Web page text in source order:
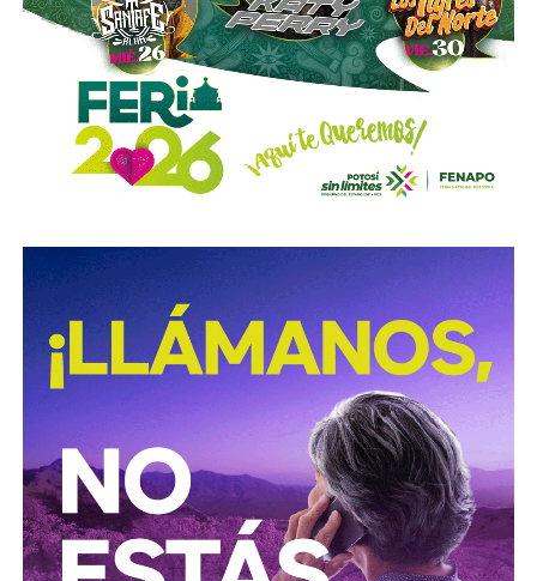
de los tormentos.
Sigue existiendo tardanza por parte de estas mismas
autoridades pararepintar o rescatar las señales que
no solo ahí, sino en toda la ciudad, están mal pintadas,
opacas, mal colocadas o tapadas por árboles
compartieron videos, que criticaron al
conductores hacia peatones
(como si eso no fuera pan
de cada día), ¿por qué no acompañaron sus post con un
“circule con cuidado”, “cumpla con lo establecido”,
“respete al peatón”?
A mis colegas de los medios: falta para el 2027, no
empecemos desde ya a
querer caerle mejor al que
todavía no saben si va a seguir en el poder, hagamos
periodismo útil, no crítica en busca de likes.
Conductores:respeten al peatón.Peatones:no usen el
móvil mientras cruzan las calles, ni intenten ganarle al